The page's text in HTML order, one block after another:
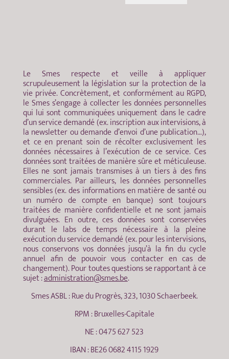
Le Smes respecte et veille à appliquer
scrupuleusement la législation sur la protection de la
vie privée. Concrètement, et conformément au RGPD,
le Smes s’engage à collecter les données personnelles
qui lui sont communiquées uniquement dans le cadre
d’un service demandé (ex. inscription aux intervisions, à
la newsletter ou demande d’envoi d’une publication…),
et ce en prenant soin de récolter exclusivement les
données nécessaires à l’exécution de ce service. Ces
données sont traitées de manière sûre et méticuleuse.
Elles ne sont jamais transmises à un tiers à des fins
commerciales. Par ailleurs, les données personnelles
sensibles (ex. des informations en matière de santé ou
un numéro de compte en banque) sont toujours
traitées de manière confidentielle et ne sont jamais
divulguées. En outre, ces données sont conservées
durant le labs de temps nécessaire à la pleine
exécution du service demandé (ex. pour les intervisions,
nous conservons vos données jusqu’à la fin du cycle
annuel afin de pouvoir vous contacter en cas de
changement). Pour toutes questions se rapportant à ce
sujet :administration@smes.be.
Smes ASBL : Rue du Progrès, 323, 1030 Schaerbeek.
RPM : Bruxelles-Capitale
NE : 0475 627 523
IBAN : BE26 0682 4115 1929